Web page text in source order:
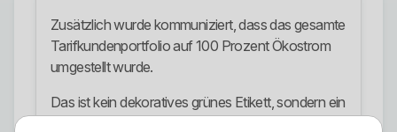
Zusätzlich wurde kommuniziert, dass das gesamte
Tarifkundenportfolio auf 100 Prozent Ökostrom
umgestellt wurde.
Das ist kein dekoratives grünes Etikett, sondern ein